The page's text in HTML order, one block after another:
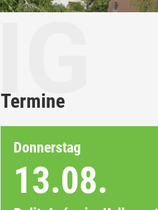
Termine
Donnerstag
13.08.